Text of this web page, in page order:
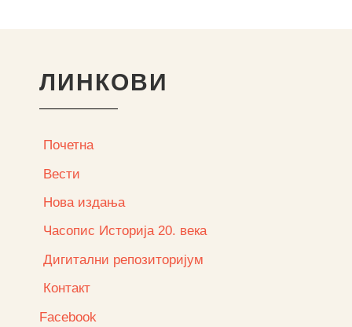
ЛИНКОВИ
Почетна
Вести
Нова издања
Часопис Историја 20. века
Дигитални репозиторијум
Контакт
Facebook